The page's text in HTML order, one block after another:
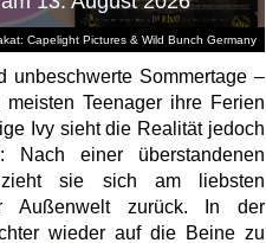
Capelight Pictures & Wild Bunch Germany
unbeschwerte Sommertage –
Teenager ihre Ferien
Ivy sieht die Realität jedoch
Nach einer überstandenen
zieht sie sich am liebsten
Außenwelt zurück. In der
wieder auf die Beine zu